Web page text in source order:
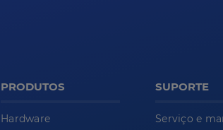
PRODUTOS
Hardware
SUPORTE
Serviço e